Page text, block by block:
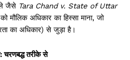
जैसे Tara Chand v. State of Uttar
मौलिक अधिकार का हिस्सा माना, जो
का अधिकार) से जुड़ा है।
चरणबद्ध तरीके से